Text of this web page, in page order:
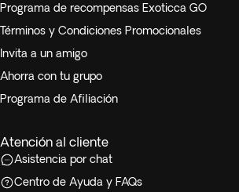
Programa de recompensas Exoticca GO
Términos y Condiciones Promocionales
Invita a un amigo
Ahorra con tu grupo
Programa de Afiliación
Atención al cliente
Asistencia por chat
Centro de Ayuda y FAQs